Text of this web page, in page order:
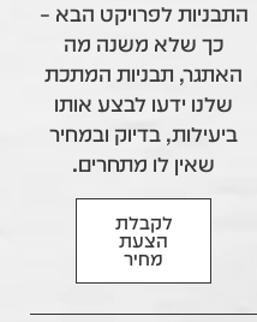
התבניות לפרויקט הבא –
כך שלא משנה מה
האתגר, תבניות המתכת
שלנו ידעו לבצע אותו
ביעילות, בדיוק ובמחיר
שאין לו מתחרים.
לקבלת
הצעת
מחיר